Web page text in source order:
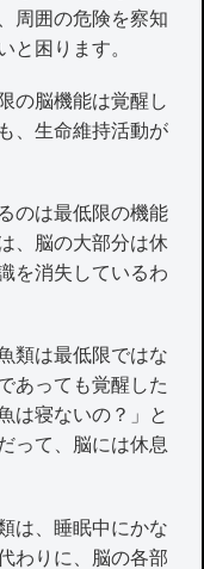
周囲の危険を察知
と困ります。
の脳機能は覚醒し
、生命維持活動が
のは最低限の機能
、脳の大部分は休
を消失しているわ
類は最低限ではな
あっても覚醒した
は寝ないの？」と
って、脳には休息
は、睡眠中にかな
わりに、脳の各部